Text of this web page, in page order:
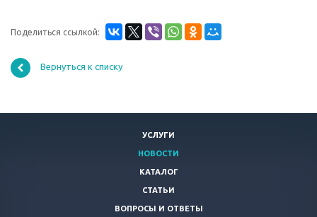
Поделиться ссылкой:
Вернуться к списку
УСЛУГИ
НОВОСТИ
КАТАЛОГ
СТАТЬИ
ВОПРОСЫ И ОТВЕТЫ